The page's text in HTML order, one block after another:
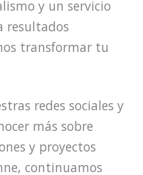
y un servicio
resultados
transformar tu
redes sociales y
más sobre
y proyectos
continuamos